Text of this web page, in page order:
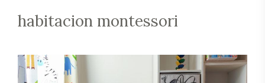
habitacion montessori